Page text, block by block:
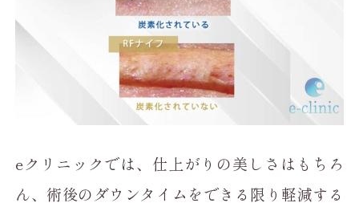
eクリニックでは、仕上がりの美しさはもちろ
ん、術後のダウンタイムをできる限り軽減する